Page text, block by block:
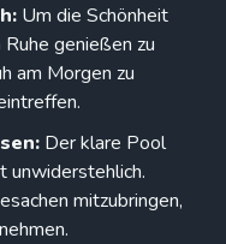
Um die Schönheit
genießen zu
am Morgen zu
Der klare Pool
unwiderstehlich.
mitzubringen,